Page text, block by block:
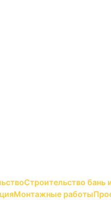
Строительство бань
Монтажные работы